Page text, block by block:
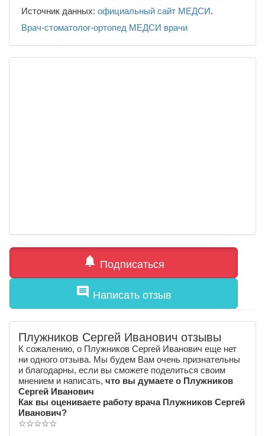
Источник данных: официальный сайт МЕДСИ.
Врач-стоматолог-ортопед МЕДСИ врачи
notifications Подписаться
comment Написать отзыв
Плужников Сергей Иванович отзывы
К сожалению, о Плужников Сергей Иванович еще нет
ни одного отзыва. Мы будем Вам очень признательны
и благодарны, если вы сможете поделиться своим
мнением и написать, что вы думаете о Плужников
Сергей Иванович
Как вы оцениваете работу врача Плужников Сергей
Иванович?
☆☆☆☆☆